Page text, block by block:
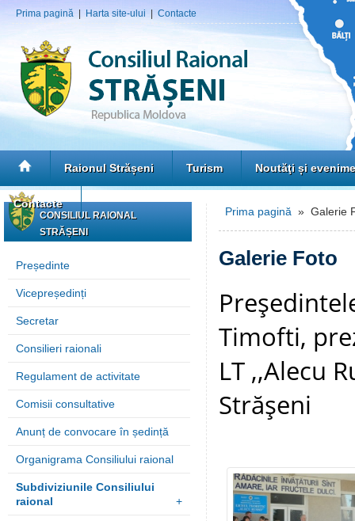
Prima pagină Harta site-ului Contacte
Raionul Strășeni Turism Noutăţi și
Contacte
CONSILIUL RAIONAL
STRĂȘENI
Președinte
Vicepreședinți
Secretar
Consilieri raionali
Regulament de activitate
Comisii consultative
Anunț de convocare în ședință
Organigrama Consiliului raional
Subdiviziunile Consiliului
raional
+
Prima pagină » Galerie
Galerie Foto
Timofti,
LT ,,Alecu
Străşeni